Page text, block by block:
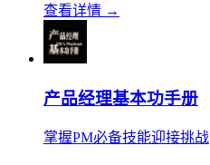
查看详情 →
产品经理基本功手册
掌握PM必备技能迎接挑战